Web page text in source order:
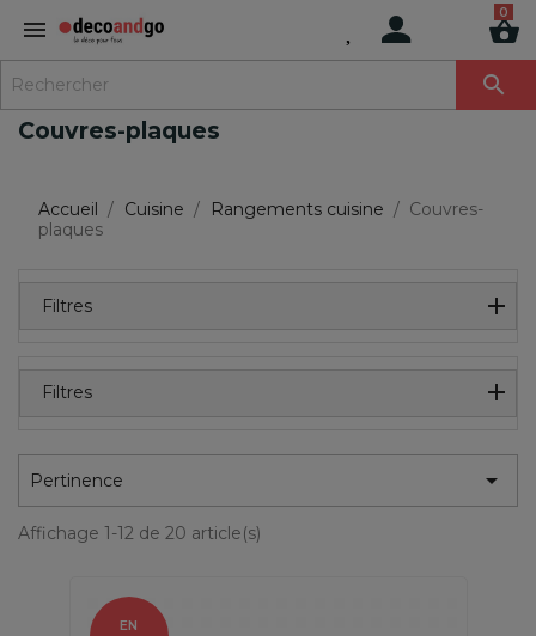

Couvres-plaques
Accueil Cuisine Rangements cuisine
Couvres-
plaques
Filtres
Filtres
Pertinence 
Affichage 1-12 de 20 article(s)
EN